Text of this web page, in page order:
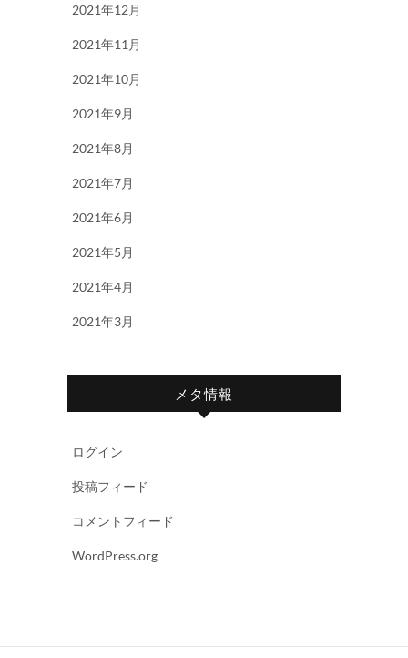
2021年12月
2021年11月
2021年10月
2021年9月
2021年8月
2021年7月
2021年6月
2021年5月
2021年4月
2021年3月
メタ情報
ログイン
投稿フィード
コメントフィード
WordPress.org